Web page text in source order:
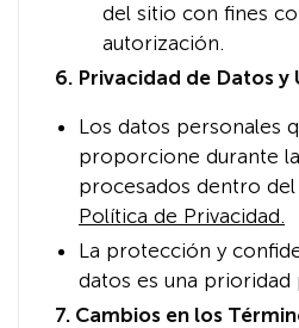
del sitio con fines
autorización.
6. Privacidad de Datos y
Los datos personales
proporcione durante
procesados dentro del
Política de Privacidad.
La protección y
datos es una prioridad
7. Cambios en los